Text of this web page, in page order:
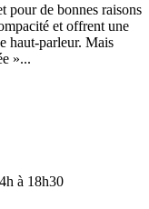
pour de bonnes raisons
et offrent une
haut-parleur. Mais
»...
à 18h30